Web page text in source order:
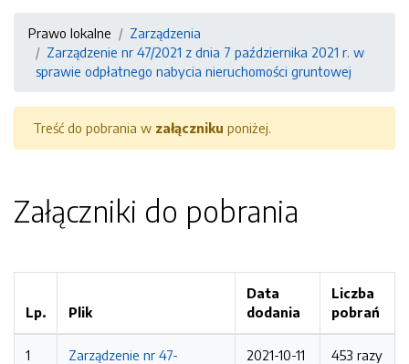
Prawo lokalne
Zarządzenia
Zarządzenie nr 47/2021 z dnia 7 października 2021 r. w
sprawie odpłatnego nabycia nieruchomości gruntowej
Treść do pobrania w załączniku poniżej.
Załączniki do pobrania
Lp. Plik
Data
dodania
Liczba
pobrań
1
Zarządzenie nr 47-
2021-10-11
453 razy